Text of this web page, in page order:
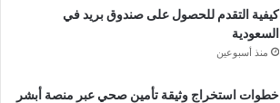
كيفية التقدم للحصول على صندوق بريد في
السعودية
منذ أسبوعين
خطوات استخراج وثيقة تأمين صحي عبر منصة أبشر